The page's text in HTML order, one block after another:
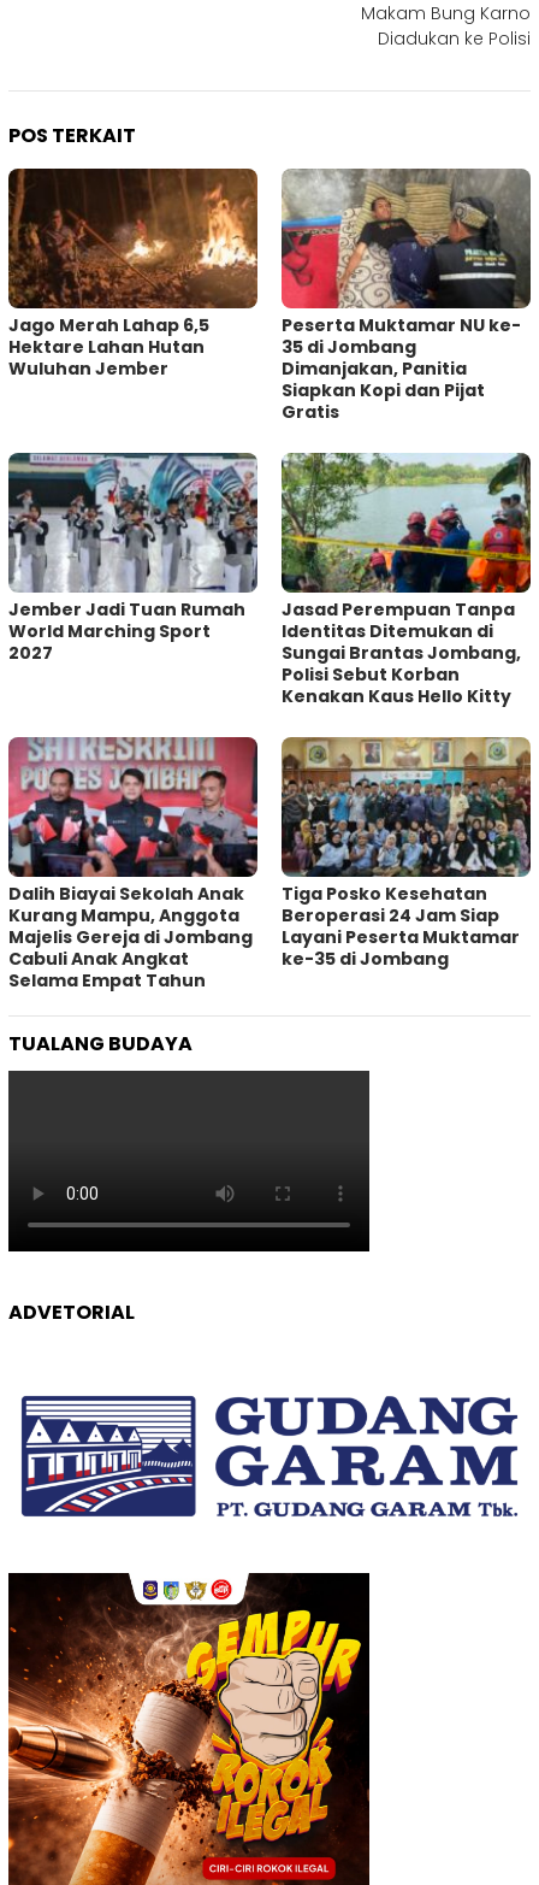
Makam Bung Karno
Diadukan ke Polisi
POS TERKAIT
Jago Merah Lahap 6,5
Hektare Lahan Hutan
Wuluhan Jember
Peserta Muktamar NU ke-
35 di Jombang
Dimanjakan, Panitia
Siapkan Kopi dan Pijat
Gratis
Jember Jadi Tuan Rumah
World Marching Sport
2027
Jasad Perempuan Tanpa
Identitas Ditemukan di
Sungai Brantas Jombang,
Polisi Sebut Korban
Kenakan Kaus Hello Kitty
Dalih Biayai Sekolah Anak
Kurang Mampu, Anggota
Majelis Gereja di Jombang
Cabuli Anak Angkat
Selama Empat Tahun
Tiga Posko Kesehatan
Beroperasi 24 Jam Siap
Layani Peserta Muktamar
ke-35 di Jombang
TUALANG BUDAYA
ADVETORIAL